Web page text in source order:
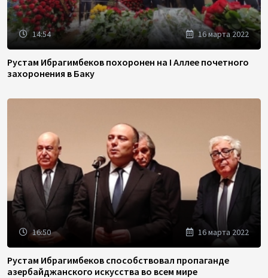
14:54 16 марта 2022
Рустам Ибрагимбеков похоронен на I Аллее почетного
захоронения в Баку
16:50 16 марта 2022
Рустам Ибрагимбеков способствовал пропаганде
азербайджанского искусства во всем мире